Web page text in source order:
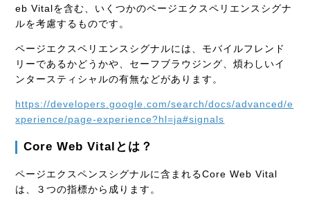
eb Vitalを含む、いくつかのページエクスペリエンスシグナ
ルを考慮するものです。
ページエクスペリエンスシグナルには、モバイルフレンド
リーであるかどうかや、セーフブラウジング、煩わしいイ
ンタースティシャルの有無などがあります。
https://developers.google.com/search/docs/advanced/e
xperience/page-experience?hl=ja#signals
Core Web Vitalとは？
ページエクスペンスシグナルに含まれるCore Web Vital
は、３つの指標から成ります。